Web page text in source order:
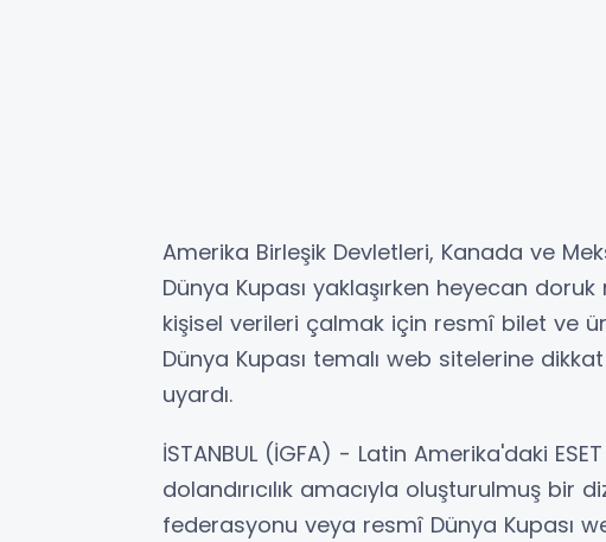
Amerika Birleşik Devletleri, Kanada ve
Dünya Kupası yaklaşırken heyecan doruk
kişisel verileri çalmak için resmî bilet ve
Dünya Kupası temalı web sitelerine
uyardı.
İSTANBUL (İGFA) - Latin Amerika'daki
dolandırıcılık amacıyla oluşturulmuş bir
federasyonu veya resmî Dünya Kupası